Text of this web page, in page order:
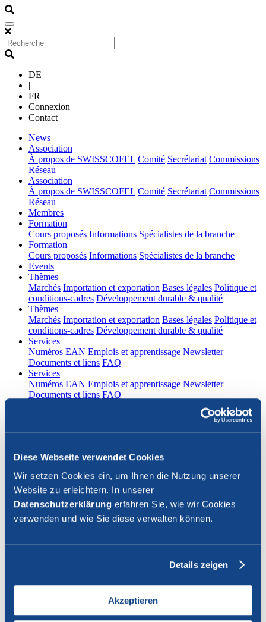
Diese Webseite verwendet Cookies
Wir setzen Cookies ein, um Ihnen die Nutzung unserer
Website zu erleichtern. In unserer
Datenschutzerklärung erfahren Sie, wie wir Cookies
verwenden und wie Sie diese verwalten können.
Details zeigen
Akzeptieren
DE
|
FR
Connexion
Contact
News(current)
Association
À propos de SWISSCOFEL Comité Secrétariat Commissions
Réseau
Association
À propos de SWISSCOFEL Comité Secrétariat Commissions
Réseau
Membres(current)
Formation
Cours proposés Informations Spécialistes de la branche
Formation
Cours proposés Informations Spécialistes de la branche
Events(current)
Thèmes(current)
Marchés Importation et exportation Bases légales Politique et
conditions-cadres Développement durable & qualité
Thèmes(current)
Marchés Importation et exportation Bases légales Politique et
conditions-cadres Développement durable & qualité
Services(current)
Numéros EAN Emplois et apprentissage Newsletter
Documents et liens FAQ
Services(current)
Numéros EAN Emplois et apprentissage Newsletter
Documents et liens FAQ
FR
Connexion
Fermer la recherche
En tant que membre de SWISSCOFEL, vous pouvez vous
connecter avec votre nom d'utilisateur et le mot de passe pour
accéder au contenu de cette page.
Si vous n'avez pas encore d'accès, vous pouvez demander par e-mail
votre login personnel ausecrétariat.